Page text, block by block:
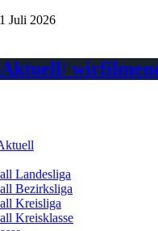
Juli 2026
Landesliga
Bezirksliga
Kreisliga
Kreisklasse